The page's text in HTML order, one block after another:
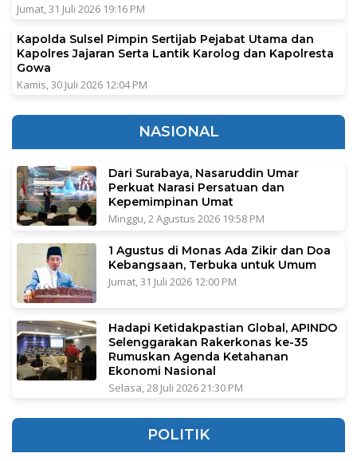
Jumat, 31 Juli 2026 19:16 PM
Kapolda Sulsel Pimpin Sertijab Pejabat Utama dan
Kapolres Jajaran Serta Lantik Karolog dan Kapolresta
Gowa
Kamis, 30 Juli 2026 12:04 PM
NASIONAL
Dari Surabaya, Nasaruddin Umar
Perkuat Narasi Persatuan dan
Kepemimpinan Umat
Minggu, 2 Agustus 2026 19:58 PM
1 Agustus di Monas Ada Zikir dan Doa
Kebangsaan, Terbuka untuk Umum
Jumat, 31 Juli 2026 12:00 PM
Hadapi Ketidakpastian Global, APINDO
Selenggarakan Rakerkonas ke-35
Rumuskan Agenda Ketahanan
Ekonomi Nasional
Selasa, 28 Juli 2026 21:30 PM
POLITIK